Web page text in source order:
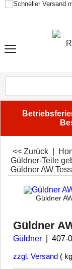
<< Zurück
Güldner-Teile
Güldner AW
Güldner
Güldner
Güldner 407-
zzgl. Versand kg